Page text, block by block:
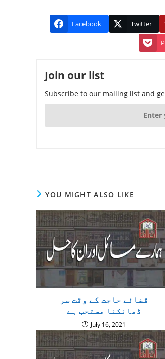
Facebook Twitter
Join our list
Subscribe to our mailing list and
YOU MIGHT ALSO LIKE
قضائے حاجت کے وقت سر
ڈھانکنا مستحب ہے
July 16, 2021